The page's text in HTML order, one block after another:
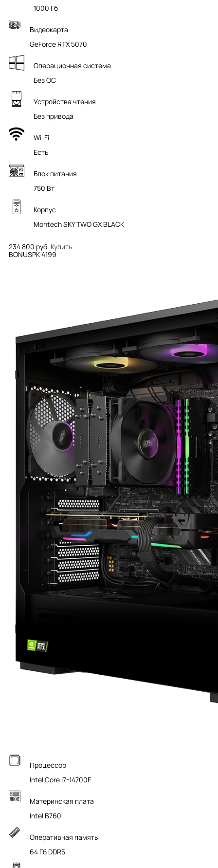
1000 Гб
Видеокарта
GeForce RTX 5070
Операционная система
Без ОС
Устройства чтения
Без привода
Wi-Fi
Есть
Блок питания
750 Вт
Корпус
Montech SKY TWO GX BLACK
234 800 руб. Купить
BONUSPK 4199
Процессор
Intel Core i7-14700F
Материнская плата
Intel B760
Оперативная память
64 Гб DDR5